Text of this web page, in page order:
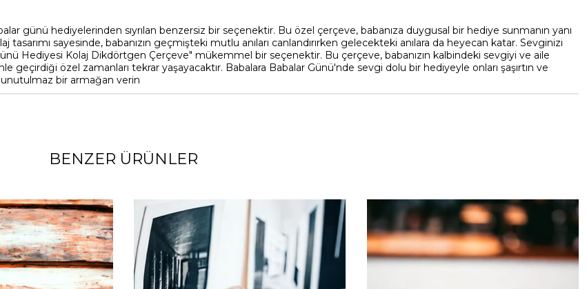
günü hediyelerinden sıyrılan benzersiz bir seçenektir. Bu özel çerçeve, babanıza duygusal bir hediye sunmanın yanı
sayesinde, babanızın geçmişteki mutlu anıları canlandırırken gelecekteki anılara da heyecan katar. Sevginizi
Hediyesi Kolaj Dikdörtgen Çerçeve" mükemmel bir seçenektir. Bu çerçeve, babanızın kalbindeki sevgiyi ve aile
geçirdiği özel zamanları tekrar yaşayacaktır. Babalara Babalar Günü'nde sevgi dolu bir hediyeyle onları şaşırtın ve
bir armağan verin
BENZER ÜRÜNLER